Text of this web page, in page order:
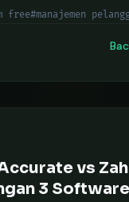
free#manajemen
vs
3